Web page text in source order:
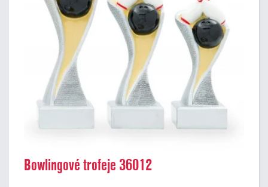
Bowlingové trofeje 36012